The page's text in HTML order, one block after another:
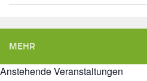
MEHR
Anstehende Veranstaltungen